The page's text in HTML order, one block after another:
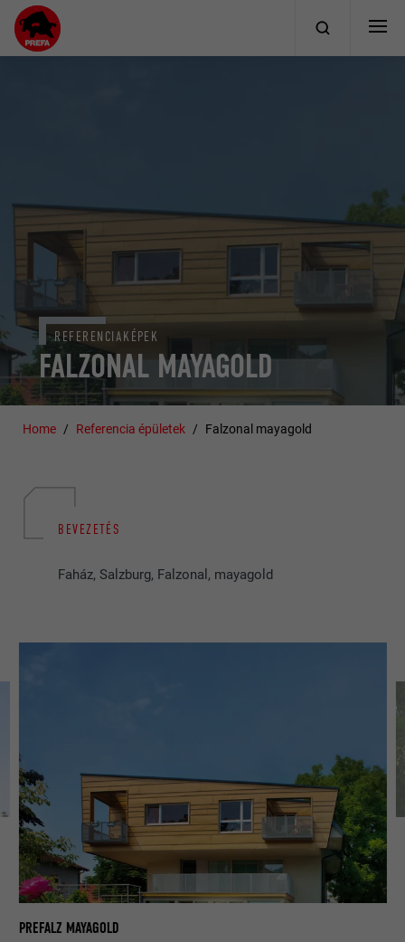
FALZONAL MAYAGOLD
REFERENCIAKÉPEK
Home Referencia épületek Falzonal mayagold
BEVEZETÉS
Faház, Salzburg, Falzonal, mayagold
PREFALZ MAYAGOLD